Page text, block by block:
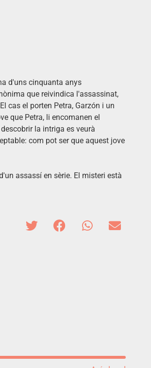
d'uns cinquanta anys
que reivindica l'assassinat,
cas el porten Petra, Garzón i un
que Petra, li encomanen el
la intriga es veurà
com pot ser que aquest jove
assassí en sèrie. El misteri està